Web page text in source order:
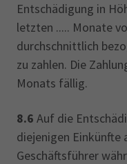
Entschädigung in
letzten ..... Monate
durchschnittlich
zu zahlen. Die
Monats fällig.
8.6 Auf die
diejenigen Einkünfte
Geschäftsführer